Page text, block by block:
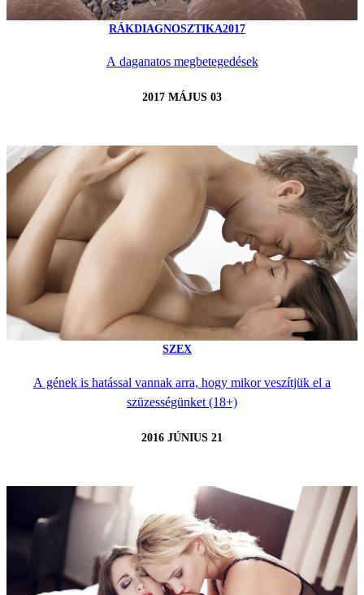
RÁKDIAGNOSZTIKA2017
A daganatos megbetegedések
2017 MÁJUS 03
SZEX
A gének is hatással vannak arra, hogy mikor veszítjük el a
szüzességünket (18+)
2016 JÚNIUS 21